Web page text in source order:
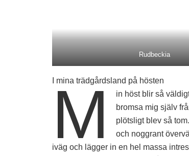
Rudbeckia
I mina trädgårdsland på hösten
M
in höst blir så
bromsa mig själv
plötsligt blev så
och noggrant
iväg och lägger in en hel massa